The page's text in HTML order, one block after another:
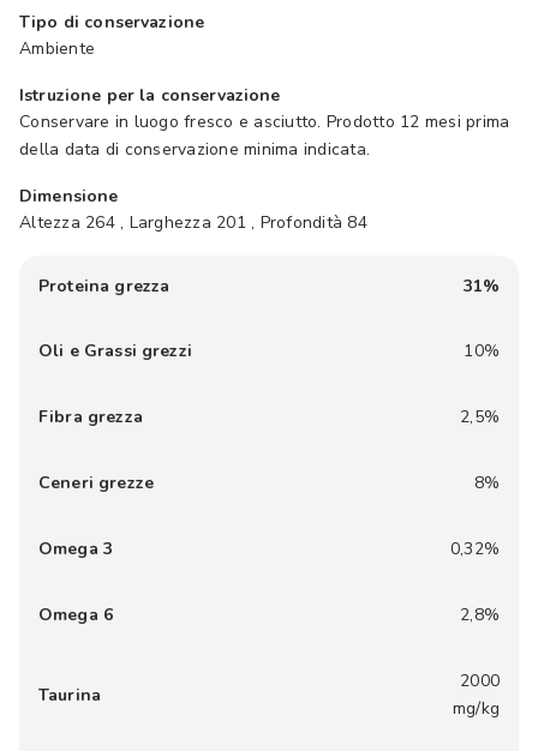
Tipo di conservazione
Ambiente
Istruzione per la conservazione
Conservare in luogo fresco e asciutto. Prodotto 12 mesi prima
della data di conservazione minima indicata.
Dimensione
Altezza 264 , Larghezza 201 , Profondità 84
Proteina grezza 31%
Oli e Grassi grezzi 10%
Fibra grezza 2,5%
Ceneri grezze 8%
Omega 3 0,32%
Omega 6 2,8%
Taurina
2000
mg/kg